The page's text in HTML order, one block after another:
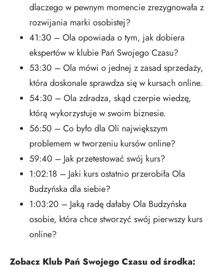
dlaczego w pewnym momencie zrezygnowała z
rozwijania marki osobistej?
41:30 – Ola opowiada o tym, jak dobiera
ekspertów w klubie Pań Swojego Czasu?
53:30 – Ola mówi o jednej z zasad sprzedaży,
która doskonale sprawdza się w kursach online.
54:30 – Ola zdradza, skąd czerpie wiedzę,
którą wykorzystuje w swoim biznesie.
56:50 – Co było dla Oli największym
problemem w tworzeniu kursów online?
59:40 – Jak przetestować swój kurs?
1:02:18 – Jaki kurs ostatnio przerobiła Ola
Budzyńska dla siebie?
1:03:20 – Jaką radę dałaby Ola Budzyńska
osobie, która chce stworzyć swój pierwszy kurs
online?
Zobacz Klub Pań Swojego Czasu od środka: